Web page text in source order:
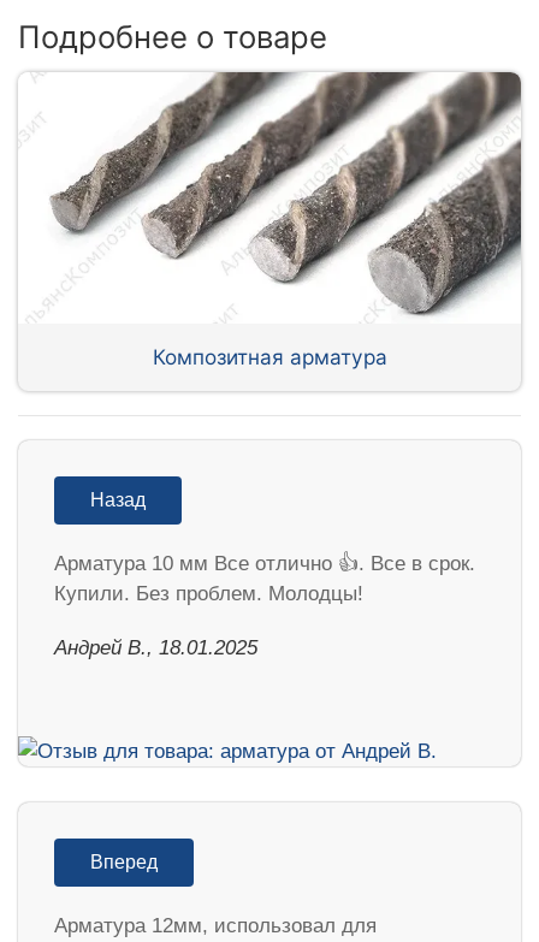
Подробнее о товаре
Композитная арматура
Назад
Арматура 10 мм Все отлично 👍. Все в срок.
Купили. Без проблем. Молодцы!
Андрей В., 18.01.2025
Вперед
Арматура 12мм, использовал для